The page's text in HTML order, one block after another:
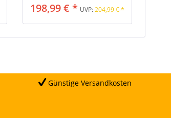
198,99 € * UVP:204,99 € *
Günstige Versandkosten